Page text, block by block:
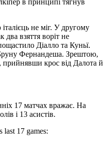
в принципі тягнув
не міг. У другому
два взяття воріт не
Діалло та Куньї.
Фернандеша. Зрештою,
прийнявши крос від Далота й
17 матчах вражає. На
і 13 асистів.
last 17 games: